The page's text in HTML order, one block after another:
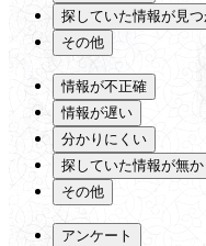
探していた情報が見
その他
情報が不正確
情報が遅い
分かりにくい
探していた情報が無か
その他
アンケート